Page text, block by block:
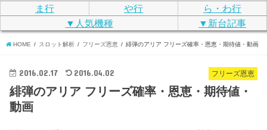
ま行
や行
ら・わ行
▼人気機種
▼新台記事
HOME スロット解析 フリーズ恩恵 緋弾のアリア フリーズ確率・恩恵・期待値・動画
フリーズ恩恵
2016.02.17 2016.04.02
緋弾のアリア フリーズ確率・恩恵・期待値・
動画